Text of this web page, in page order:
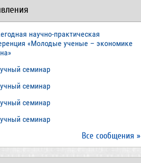
научно-практическая
«Молодые ученые – экономике
семинар
семинар
семинар
семинар
Все сообщения »